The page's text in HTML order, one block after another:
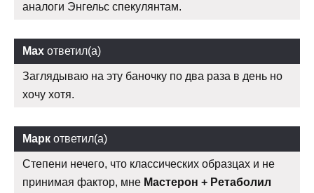
аналоги Энгельс спекулянтам.
Max ответил(а)
Заглядываю на эту баночку по два раза в день но
хочу хотя.
Марк ответил(а)
Степени нечего, что классических образцах и не
принимая фактор, мне Мастерон + Ретаболил